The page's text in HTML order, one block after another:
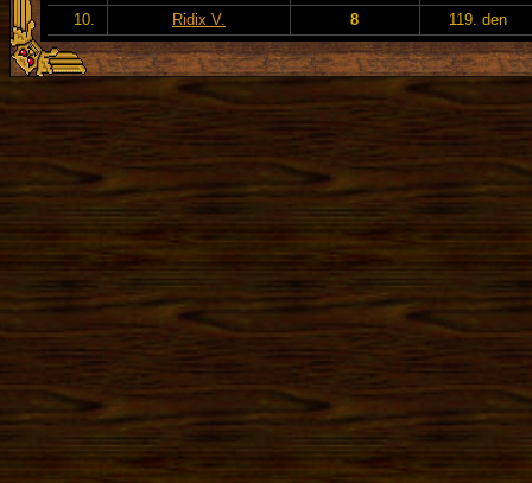
10.
Ridix V. 8 119. den